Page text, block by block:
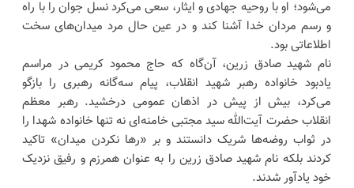
می‌شود؛ او با روحیه جهادی و ایثار، سعی می‌کرد نسل جوان را با راه
و رسم مردان خدا آشنا کند و در عین حال مرد میدان‌های سخت
اطلاعاتی بود.
نام شهید صادق زرین، آن‌گاه که حاج محمود کریمی در مراسم
یادبود خانواده‌ رهبر شهید انقلاب، پیام سه‌گانه‌ رهبری را بازگو
می‌کرد، بیش از پیش در اذهان عمومی درخشید. رهبر معظم
انقلاب حضرت آیت‌الله سید مجتبی خامنه‌ای نه تنها خانواده‌ شهدا را
در ثواب روضه‌ها شریک دانستند و بر «رها نکردن میدان» تاکید
کردند بلکه نام شهید صادق زرین را به عنوان همرزم و رفیق نزدیک
خود یادآور شدند.